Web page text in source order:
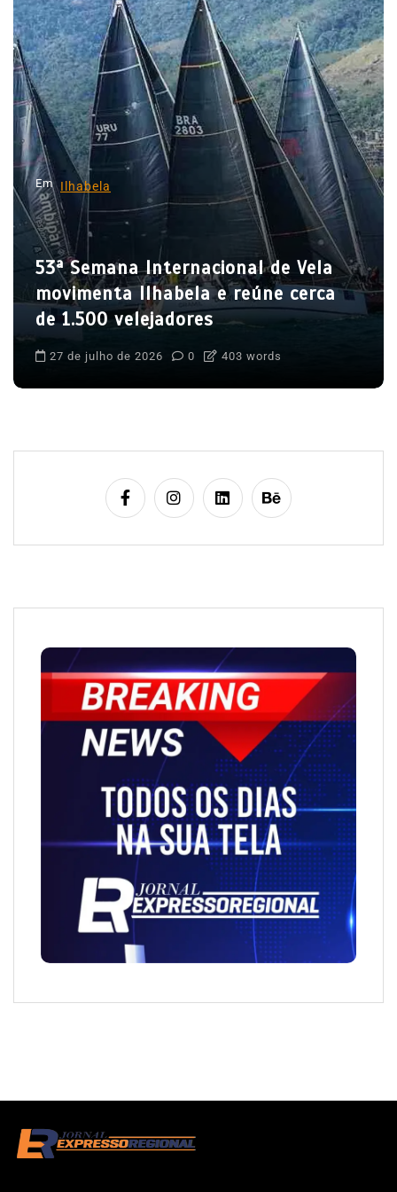
ã
o
d
e
P
o
s
t
Em Ilhabela
53ª Semana Internacional de Vela
movimenta Ilhabela e reúne cerca
de 1.500 velejadores
27 de julho de 2026 0 403 words